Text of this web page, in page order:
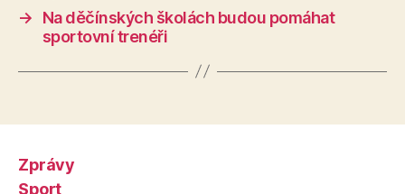
→
Na děčínských školách budou pomáhat
sportovní trenéři
Zprávy
Sport